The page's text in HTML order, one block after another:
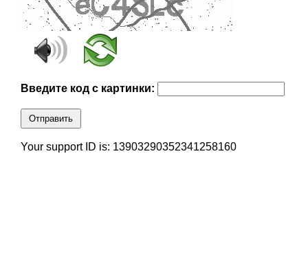
Введите код с картинки:
Отправить
Your support ID is: 13903290352341258160